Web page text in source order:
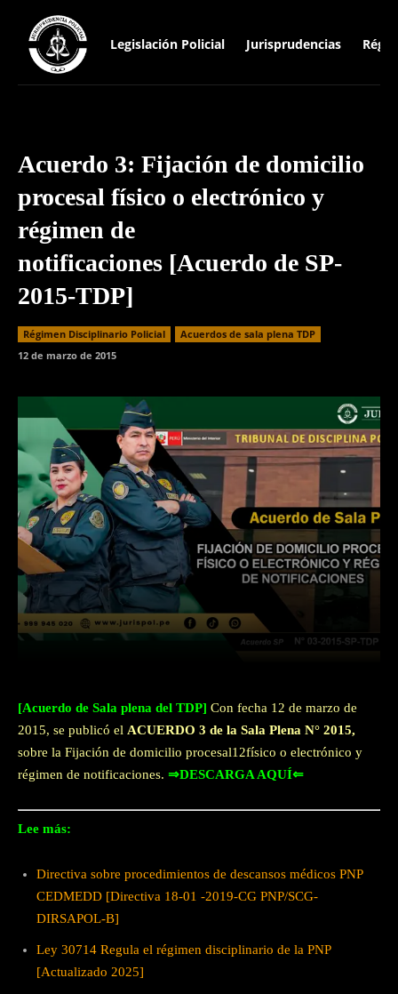
Legislación Policial Jurisprudencias
Acuerdo 3: Fijación de domicilio
procesal físico o electrónico y
régimen de
notificaciones [Acuerdo de SP-
2015-TDP]
Régimen Disciplinario Policial
Acuerdos de sala plena TDP
12 de marzo de 2015
WhatsApp
[Acuerdo de Sala plena del TDP] Con fecha 12 de marzo de
2015, se publicó el ACUERDO 3 de la Sala Plena N° 2015,
sobre la Fijación de domicilio procesal12físico o electrónico y
régimen de notificaciones. ⇒DESCARGA AQUÍ⇐
Lee más:
Directiva sobre procedimientos de descansos médicos PNP
CEDMEDD [Directiva 18-01 -2019-CG PNP/SCG-
DIRSAPOL-B]
Ley 30714 Regula el régimen disciplinario de la PNP
[Actualizado 2025]